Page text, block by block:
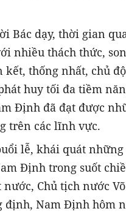
Bác dạy, thời gian
nhiều thách thức,
kết, thống nhất, chủ
huy tối đa tiềm
Định đã đạt được
trên các lĩnh vực.
lễ, khái quát
Định trong suốt
Chủ tịch nước
định, Nam Định hôm